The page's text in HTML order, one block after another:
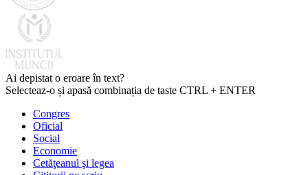
Ai depistat o eroare în text?
Selecteaz-o și apasă combinația de taste CTRL + ENTER
Congres
Oficial
Social
Economie
Cetăţeanul şi legea